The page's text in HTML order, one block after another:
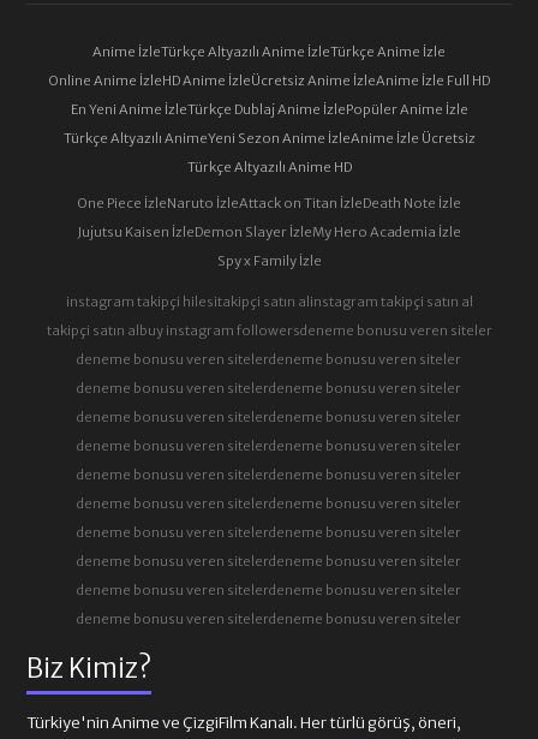
1. SEZON 71. BÖLÜM 1. SEZON 72. BÖLÜM
1. SEZON 73. BÖLÜM 1. SEZON 74. BÖLÜM
1. SEZON 77. BÖLÜM 1. SEZON 78. BÖLÜM
1. SEZON 79. BÖLÜM 1. SEZON 80. BÖLÜM
1. SEZON 81. BÖLÜM
1. SEZON 82. BÖLÜM
(SEZON FINALI)
2. SEZON 1. BÖLÜM (83.
BÖLÜM)
Biz Kimiz?
Türkiye'nin Anime ve ÇizgiFilm Kanalı. Her türlü görüş, öneri,
Anime İzleTürkçe Altyazılı Anime İzleTürkçe Anime İzle
Online Anime İzleHD Anime İzleÜcretsiz Anime İzleAnime İzle Full HD
En Yeni Anime İzleTürkçe Dublaj Anime İzlePopüler Anime İzle
Türkçe Altyazılı AnimeYeni Sezon Anime İzleAnime İzle Ücretsiz
Türkçe Altyazılı Anime HD
One Piece İzleNaruto İzleAttack on Titan İzleDeath Note İzle
Jujutsu Kaisen İzleDemon Slayer İzleMy Hero Academia İzle
Spy x Family İzle
instagram takipçi hilesitakipçi satın alinstagram takipçi satın al
takipçi satın albuy instagram followersdeneme bonusu veren siteler
deneme bonusu veren sitelerdeneme bonusu veren siteler
deneme bonusu veren sitelerdeneme bonusu veren siteler
deneme bonusu veren sitelerdeneme bonusu veren siteler
deneme bonusu veren sitelerdeneme bonusu veren siteler
deneme bonusu veren sitelerdeneme bonusu veren siteler
deneme bonusu veren sitelerdeneme bonusu veren siteler
deneme bonusu veren sitelerdeneme bonusu veren siteler
deneme bonusu veren sitelerdeneme bonusu veren siteler
deneme bonusu veren sitelerdeneme bonusu veren siteler
deneme bonusu veren sitelerdeneme bonusu veren siteler